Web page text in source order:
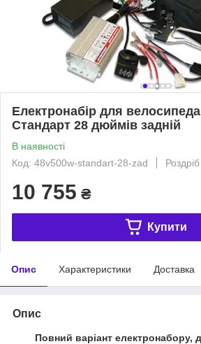
Електронабір для
Стандарт 28 дюймів задній
В наявності
Код: 48v500w-standart-28-zad
Роздріб
10 755 ₴
Купити
Опис Характеристики Доставка
Опис
Повний варіант електронабору,